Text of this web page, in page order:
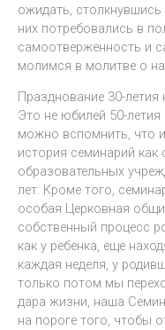
ожидать,
них потребовались в
самоотверженность и
молимся в молитве о
Празднование 30-
Это не юбилей 50-
можно вспомнить, что
история семинарий
образовательных
лет. Кроме того,
особая Церковная
собственный процесс
как у ребенка, еще
каждая неделя, у
только потом мы
дара жизни, наша
на пороге того, чтобы